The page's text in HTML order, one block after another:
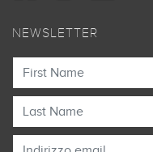
NEWSLETTER